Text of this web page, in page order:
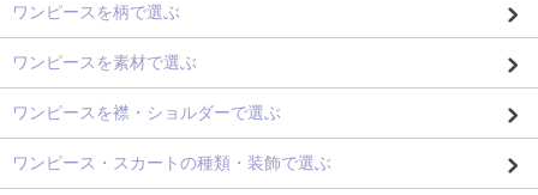
ワンピースを柄で選ぶ
ワンピースを素材で選ぶ
ワンピースを襟・ショルダーで選ぶ
ワンピース・スカートの種類・装飾で選ぶ